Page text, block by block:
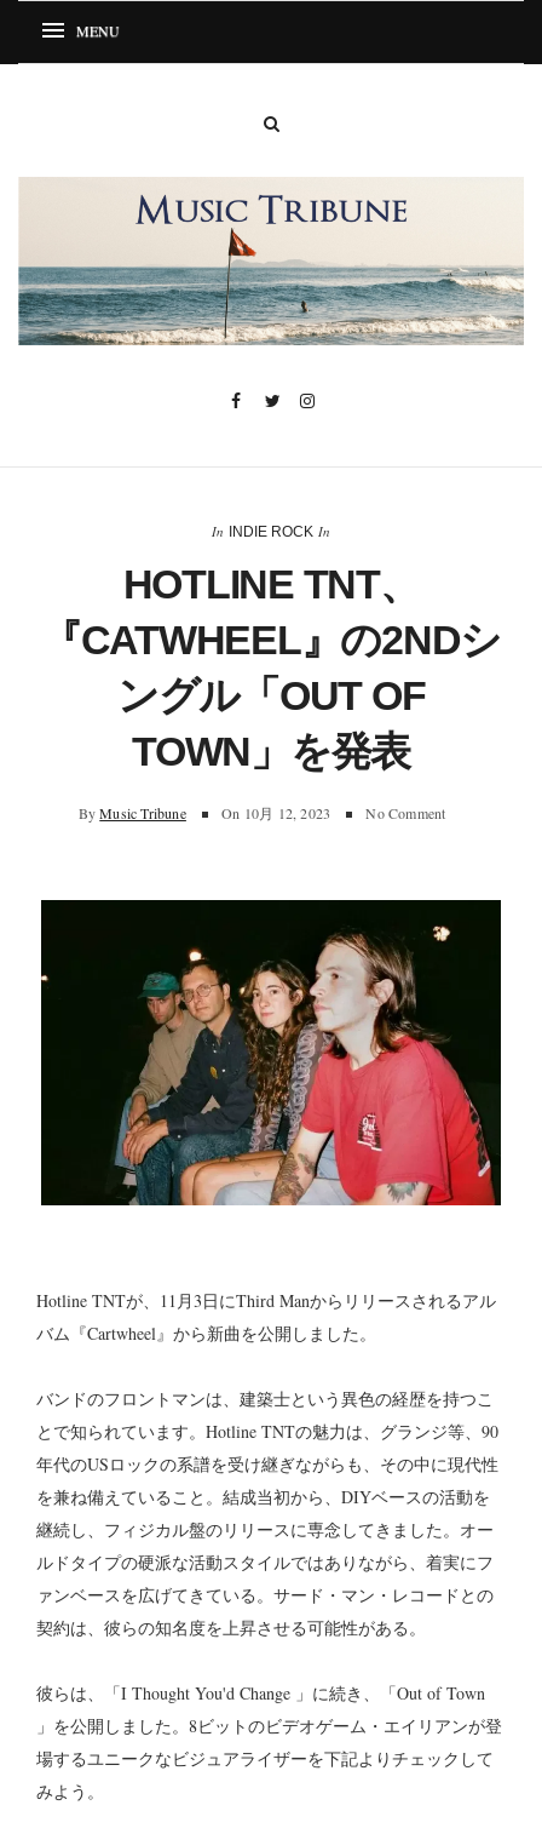
In INDIE ROCK In
HOTLINE TNT、
『CATWHEEL』の2NDシ
ングル「OUT OF
TOWN」を発表
By Music Tribune On 10月 12, 2023 No Comment
Hotline TNTが、11月3日にThird Manからリリースされるアル
バム『Cartwheel』から新曲を公開しました。
バンドのフロントマンは、建築士という異色の経歴を持つこ
とで知られています。Hotline TNTの魅力は、グランジ等、90
年代のUSロックの系譜を受け継ぎながらも、その中に現代性
を兼ね備えていること。結成当初から、DIYベースの活動を
継続し、フィジカル盤のリリースに専念してきました。オー
ルドタイプの硬派な活動スタイルではありながら、着実にフ
ァンベースを広げてきている。サード・マン・レコードとの
契約は、彼らの知名度を上昇させる可能性がある。
彼らは、「I Thought You'd Change 」に続き、「Out of Town
」を公開しました。8ビットのビデオゲーム・エイリアンが登
場するユニークなビジュアライザーを下記よりチェックして
みよう。